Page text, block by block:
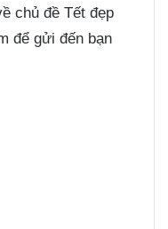
chủ đề Tết đẹp
để gửi đến bạn